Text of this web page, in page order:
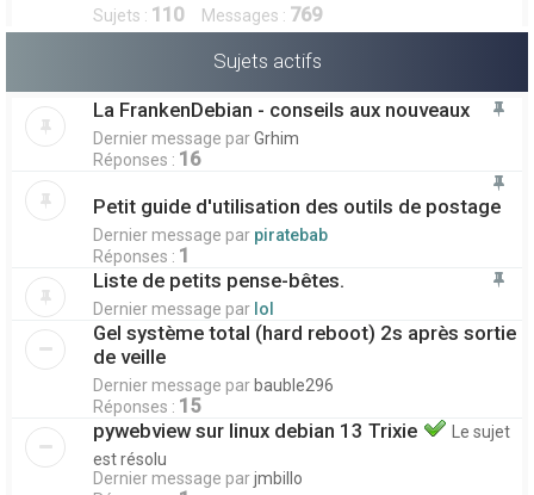
Sujets : 110Messages : 769
Sujets actifs
La FrankenDebian - conseils aux nouveaux
Dernier message parGrhim
Réponses : 16
Petit guide d'utilisation des outils de postage
Dernier message par piratebab
Réponses : 1
Liste de petits pense-bêtes.
Dernier message par lol
Gel système total (hard reboot) 2s après sortie
de veille
Dernier message par bauble296
Réponses : 15
pywebview sur linux debian 13 Trixie
Le sujet
est résolu
Dernier message parjmbillo